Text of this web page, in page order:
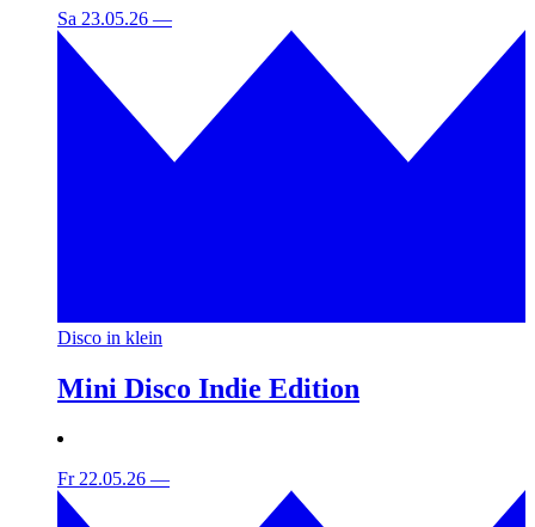
Sa 23.05.26 —
Disco in klein
Mini Disco Indie Edition
Fr 22.05.26 —